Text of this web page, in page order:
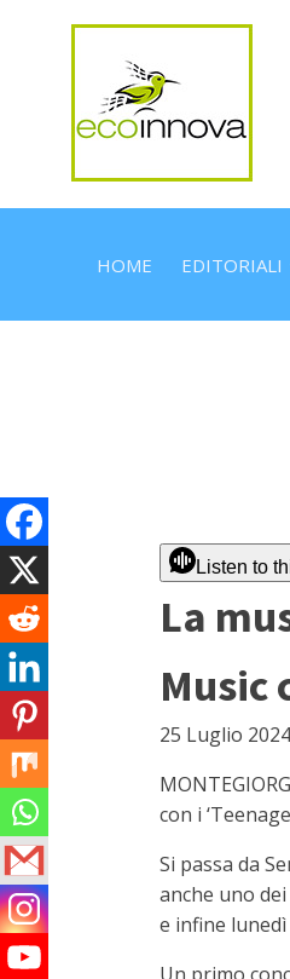
HOME EDITORIALI
Listen to
La
Music
25 Luglio 2024
con i
Si passa da
anche uno
e infine